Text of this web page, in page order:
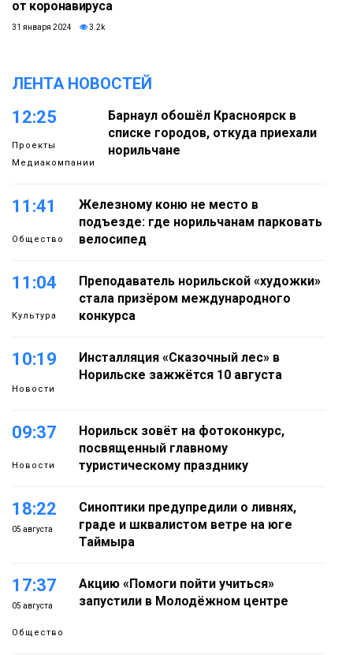
от коронавируса
31 января 2024 3.2k
ЛЕНТА НОВОСТЕЙ
12:25
Проекты
Медиакомпании
Барнаул обошёл Красноярск в
списке городов, откуда приехали
норильчане
11:41
Общество
Железному коню не место в
подъезде: где норильчанам парковать
велосипед
11:04
Культура
Преподаватель норильской «художки»
стала призёром международного
конкурса
10:19
Новости
Инсталляция «Сказочный лес» в
Норильске зажжётся 10 августа
09:37
Новости
Норильск зовёт на фотоконкурс,
посвященный главному
туристическому празднику
18:22
05 августа
Синоптики предупредили о ливнях,
граде и шквалистом ветре на юге
Таймыра
17:37
05 августа
Общество
Акцию «Помоги пойти учиться»
запустили в Молодёжном центре